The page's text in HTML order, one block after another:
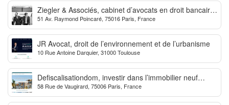
Ziegler & Associés, cabinet d’avocats en droit bancaire,
cryptomonnaie et escroqueries financières
51 Av. Raymond Poincaré, 75016 Paris, France
JR Avocat, droit de l’environnement et de l’urbanisme
10 Rue Antoine Darquier, 31000 Toulouse
Defiscalisationdom, investir dans l’immobilier neuf
Outre-mer
58 Rue de Vaugirard, 75006 Paris, France